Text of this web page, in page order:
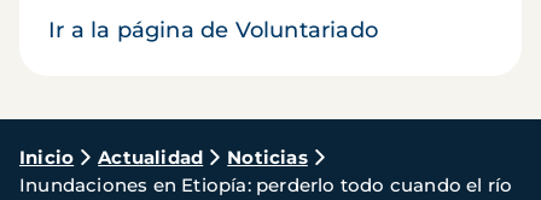
Ir a la página de Voluntariado
Ruta
Inicio Actualidad
Noticias
Inundaciones en Etiopía: perderlo todo cuando el río